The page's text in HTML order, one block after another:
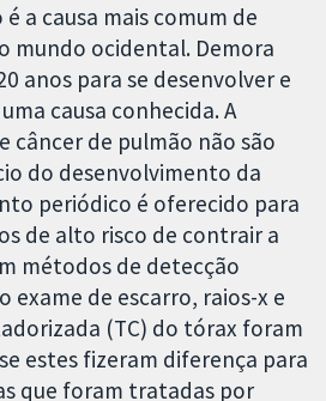
a causa mais comum de
mundo ocidental. Demora
anos para se desenvolver e
causa conhecida. A
câncer de pulmão não são
do desenvolvimento da
periódico é oferecido para
de alto risco de contrair a
métodos de detecção
exame de escarro, raios-x e
(TC) do tórax foram
estes fizeram diferença para
que foram tratadas por